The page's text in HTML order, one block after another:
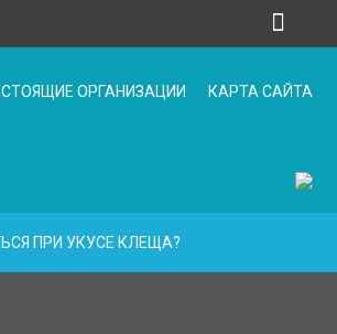
ОРГАНИЗАЦИИ КАРТА САЙТА
ПРИ УКУСЕ КЛЕЩА?